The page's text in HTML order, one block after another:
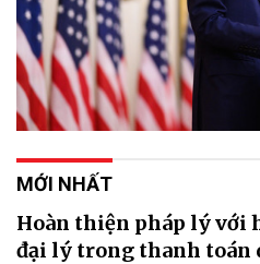
MỚI NHẤT
Hoàn thiện pháp lý với
đại lý trong thanh toán